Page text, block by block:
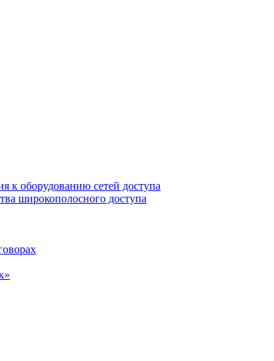
к оборудованию сетей доступа
широкополосного доступа